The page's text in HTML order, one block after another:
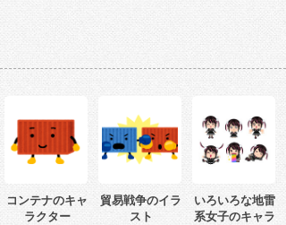
コンテナのキャ
ラクター
貿易戦争のイラ
スト
いろいろな地雷
系女子のキャラ